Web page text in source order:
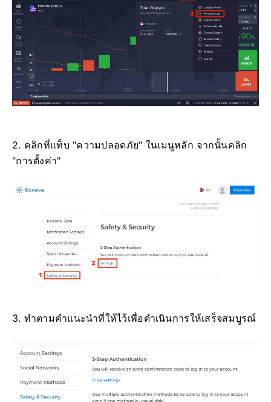
2. คลิกที่แท็บ "ความปลอดภัย" ในเมนูหลัก จากนั้นคลิก
"การตั้งค่า"
3. ทำตามคำแนะนำที่ให้ไว้เพื่อดำเนินการให้เสร็จสมบูรณ์